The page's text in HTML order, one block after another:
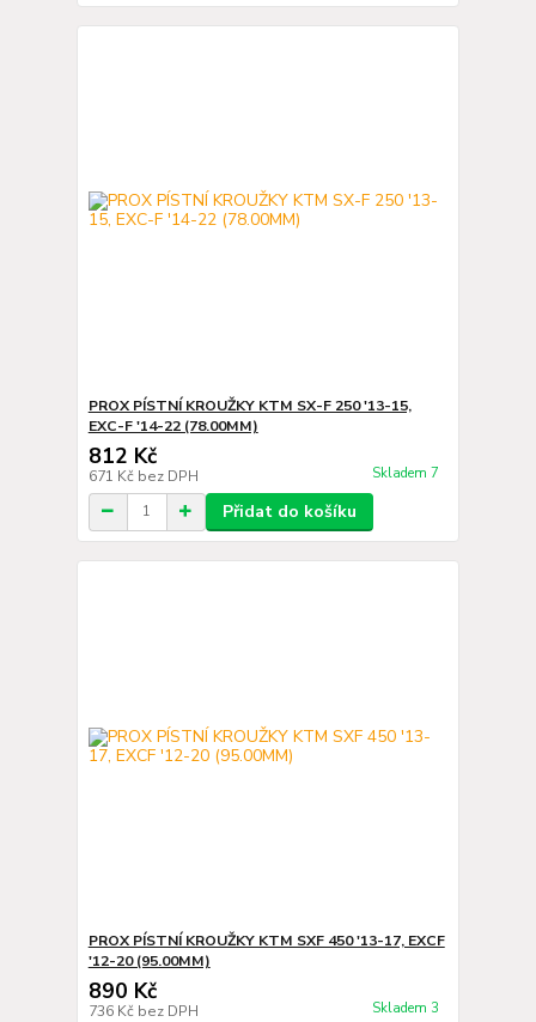
PROX PÍSTNÍ KROUŽKY KTM SX-F 250 '13-15,
EXC-F '14-22 (78.00MM)
812 Kč
671 Kč bez DPH Skladem 7
Přidat do košíku
PROX PÍSTNÍ KROUŽKY KTM SXF 450 '13-17, EXCF
'12-20 (95.00MM)
890 Kč
736 Kč bez DPH Skladem 3